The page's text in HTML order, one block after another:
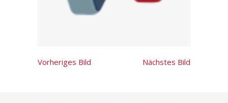
Vorheriges Bild Nächstes Bild